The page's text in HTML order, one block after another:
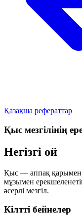
Қазақша рефераттар
Қыс мезгілінің
Негізгі ой
Қыс — аппақ
мұзымен
әсерлі мезгіл.
Кілтті бейнелер